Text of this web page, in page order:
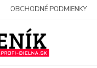
OBCHODNÉ PODMIENKY